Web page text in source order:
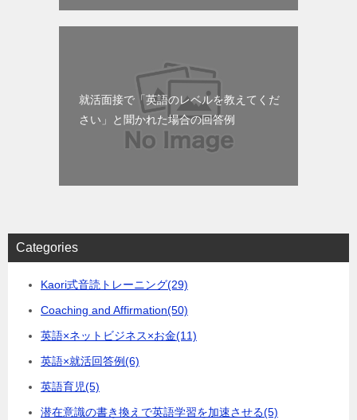
就活面接で「英語のレベルを教えてくだ
さい」と聞かれた場合の回答例
Categories
Kaori式音読トレーニング(29)
Coaching and Affirmation(50)
英語×ネットビジネス×お金(11)
英語×就活回答例(6)
英語育児(5)
潜在意識の書き換えで英語学習を加速させる(5)